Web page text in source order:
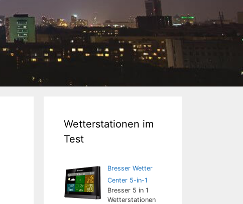
Wetterstationen im
Test
Bresser Wetter
Center 5-in-1
Bresser 5 in 1
Wetterstationen